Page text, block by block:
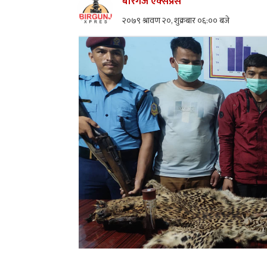
२०७९ श्रावण २०, शुक्रबार ०६:०० बजे